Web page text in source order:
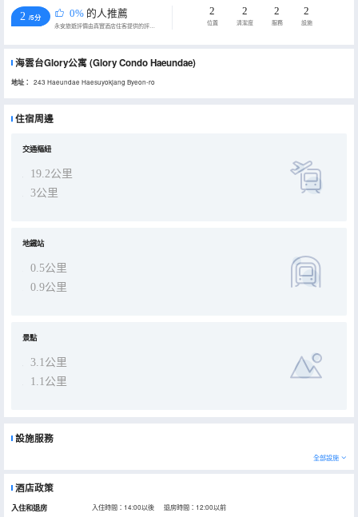
2 /5分 0% 的人推薦
永安旅遊評價由真實酒店住客提供的評價。
2
位置
2
清潔度
2
服務
2
設施
海雲台Glory公寓(Glory Condo Haeundae)
地址： 243 Haeundae Haesuyokjang Byeon-ro
住宿周邊
交通樞紐
19.2公里
3公里
地鐵站
0.5公里
0.9公里
景點
3.1公里
1.1公里
設施服務
全部設施
酒店政策
入住和退房 入住時間：14:00以後 退房時間：12:00以前